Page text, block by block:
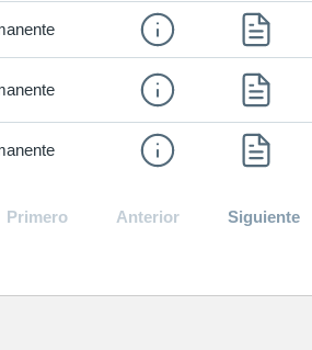
Primero Anterior Siguiente